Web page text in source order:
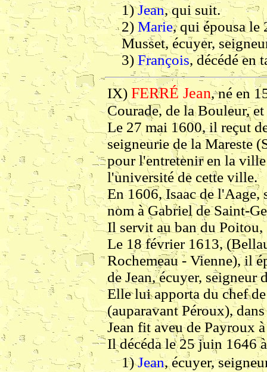
1)Jean, qui suit.
2) Marie, qui épousa le
Musset, écuyer,
3) François, décédé en
IX) FERRÉ Jean, né en
Courade, de la Bouleur,
Le 27 mai 1600, il reçut
seigneurie de la Mareste
pour l'entretenir en la
l'université de cette ville.
En 1606, Isaac de l'Aage,
nom à Gabriel de Saint-
Il servit au ban du Poitou,
Le 18 février 1613,
Rochemeau - Vienne), il
de Jean, écuyer, seigneur
Elle lui apporta du chef
(auparavant Péroux),
Jean fit aveu de Payroux
Il décéda le 25 juin 1646
1)Jean, écuyer,